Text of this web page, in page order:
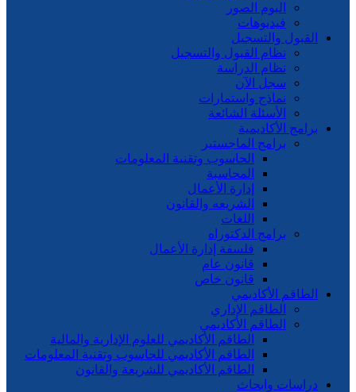
البوم الصور
فيديوهات
القبول والتسجيل
نظام القبول والتسجيل
نظام الدراسة
سجل الآن
نماذج واستمارات
الأسئلة الشائعة
برامج الأكاديمية
برامج الماجستير
الحاسوب وتقنية المعلومات
المحاسبة
إدارة الأعمال
الشريعه والقانون
اللغات
برامج الدكتوراه
فلسفة إدارة الأعمال
قانون عام
قانون خاص
الطاقم الأكاديمي
الطاقم الإداري
الطاقم الأكاديمي
الطاقم الأكاديمي للعلوم الإدارية والمالية
الطاقم الأكاديمي للحاسوب وتقنية المعلومات
الطاقم الأكاديمي للشريعة والقانون
دراسات وابحاث